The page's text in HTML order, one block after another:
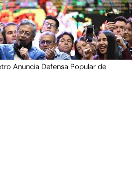
Anuncia Defensa Popular de